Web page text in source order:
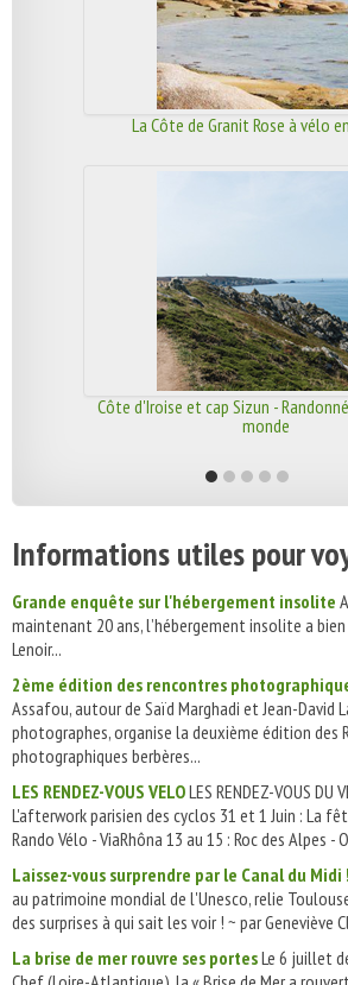
La Côte de Granit Rose à vélo
Côte d'Iroise et cap Sizun -
monde
Informations utiles pour
Grande enquête sur l'hébergement insolite
maintenant 20 ans, l’hébergement insolite a
Lenoir...
2ème édition des rencontres
Assafou, autour de Saïd Marghadi et Jean-David
photographes, organise la deuxième édition des
photographiques berbères...
LES RENDEZ-VOUS VELOLES RENDEZ-VOUS DU
L'afterwork parisien des cyclos 31 et 1 Juin : La
Rando Vélo - ViaRhôna 13 au 15 : Roc des Alpes -
Laissez-vous surprendre par le Canal du Midi !
au patrimoine mondial de l'Unesco, relie
des surprises à qui sait les voir ! ~ par Geneviève
La brise de mer rouvre ses portesLe 6 juillet